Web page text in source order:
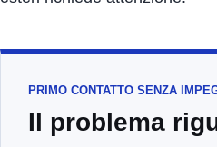
PRIMO CONTATTO SENZA
Il problema